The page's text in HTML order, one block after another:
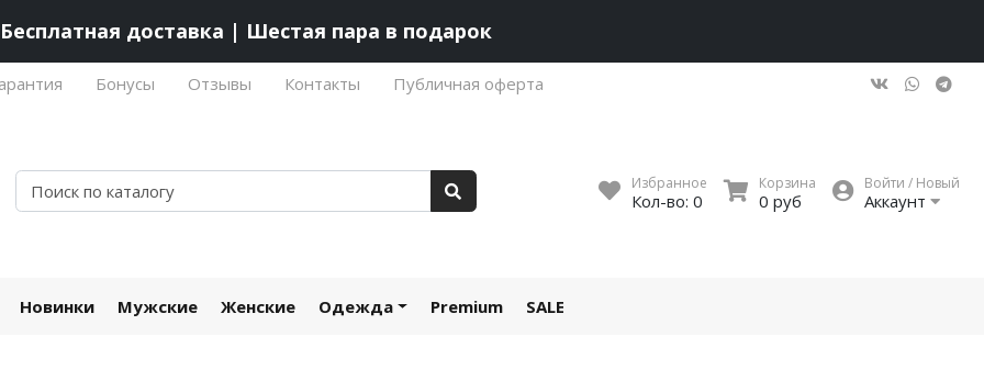
Бесплатная доставка | Шестая пара в подарок
Бонусы Отзывы Контакты Публичная оферта
Избранное
Кол-во: 0
Корзина
0 руб
Войти / Новый
Аккаунт
Новинки Мужские Женские Одежда Premium SALE